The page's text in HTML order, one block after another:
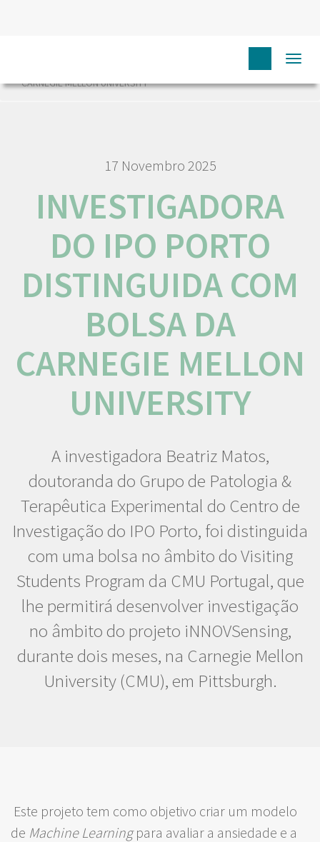
INVESTIGADORA DO IPO PORTO DISTINGUIDA COM BOLSA DA
CARNEGIE MELLON UNIVERSITY
17 Novembro 2025
INVESTIGADORA
DO IPO PORTO
DISTINGUIDA COM
BOLSA DA
CARNEGIE MELLON
UNIVERSITY
A investigadora Beatriz Matos,
doutoranda do Grupo de Patologia &
Terapêutica Experimental do Centro de
Investigação do IPO Porto, foi distinguida
com uma bolsa no âmbito do Visiting
Students Program da CMU Portugal, que
lhe permitirá desenvolver investigação
no âmbito do projeto iNNOVSensing,
durante dois meses, na Carnegie Mellon
University (CMU), em Pittsburgh.
Este projeto tem como objetivo criar um modelo
de Machine Learningpara avaliar a ansiedade e a